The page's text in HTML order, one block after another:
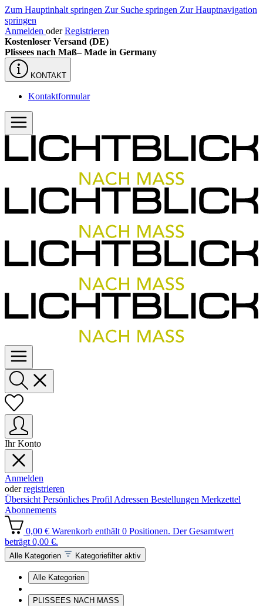
Zum Hauptinhalt springen Zur Suche springen Zur Hauptnavigation
springen
Anmelden oder Registrieren
Kostenloser Versand (DE)
Plissees nach Maß–Made in Germany
KONTAKT
Kontaktformular
Ihr Konto
Anmelden
oderregistrieren
Übersicht Persönliches Profil Adressen Bestellungen Merkzettel
Abonnements
0,00 € Warenkorb enthält 0 Positionen. Der Gesamtwert
beträgt 0,00 €.
Alle Kategorien Kategoriefilter aktiv
Alle Kategorien
PLISSEES NACH MASS